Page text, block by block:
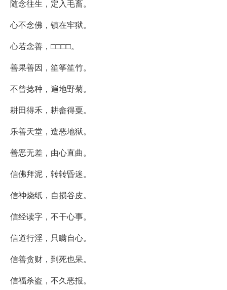
随念往生，定入毛畜。
心不念佛，镇在牢狱。
心若念善，□□□□。
善果善因，笙筝笙竹。
不曾捻种，遍地野菊。
耕田得禾，耕畲得粟。
乐善天堂，造恶地狱。
善恶无差，由心直曲。
信佛拜泥，转转昏迷。
信神烧纸，自损谷皮。
信经读字，不干心事。
信道行淫，只瞒自心。
信善贪财，到死也呆。
信福杀盗，不久恶报。